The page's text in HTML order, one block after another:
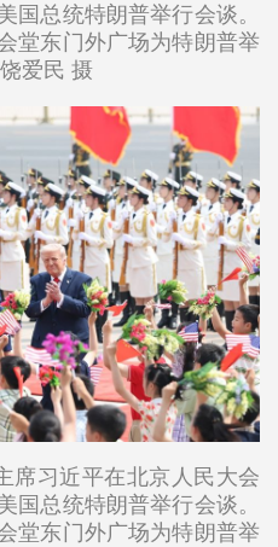
国总统特朗普举行会谈。
堂东门外广场为特朗普举
爱民 摄
席习近平在北京人民大会
国总统特朗普举行会谈。
堂东门外广场为特朗普举